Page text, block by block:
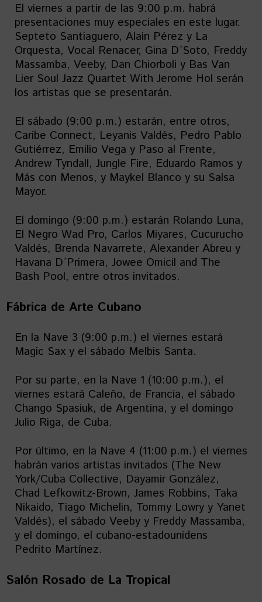
El viernes a partir de las 9:00 p.m. habrá
presentaciones muy especiales en este lugar.
Septeto Santiaguero, Alain Pérez y La
Orquesta, Vocal Renacer, Gina D´Soto, Freddy
Massamba, Veeby, Dan Chiorboli y Bas Van
Lier Soul Jazz Quartet With Jerome Hol serán
los artistas que se presentarán.
El sábado (9:00 p.m.) estarán, entre otros,
Caribe Connect, Leyanis Valdés, Pedro Pablo
Gutiérrez, Emilio Vega y Paso al Frente,
Andrew Tyndall, Jungle Fire, Eduardo Ramos y
Más con Menos, y Maykel Blanco y su Salsa
Mayor.
El domingo (9:00 p.m.) estarán Rolando Luna,
El Negro Wad Pro, Carlos Miyares, Cucurucho
Valdés, Brenda Navarrete, Alexander Abreu y
Havana D´Primera, Jowee Omicil and The
Bash Pool, entre otros invitados.
Fábrica de Arte Cubano
En la Nave 3 (9:00 p.m.) el viernes estará
Magic Sax y el sábado Melbis Santa.
Por su parte, en la Nave 1 (10:00 p.m.), el
viernes estará Caleño, de Francia, el sábado
Chango Spasiuk, de Argentina, y el domingo
Julio Riga, de Cuba.
Por último, en la Nave 4 (11:00 p.m.) el viernes
habrán varios artistas invitados (The New
York/Cuba Collective, Dayamir González,
Chad Lefkowitz-Brown, James Robbins, Taka
Nikaido, Tiago Michelin, Tommy Lowry y Yanet
Valdés), el sábado Veeby y Freddy Massamba,
y el domingo, el cubano-estadounidens
Pedrito Martínez.
Salón Rosado de La Tropical